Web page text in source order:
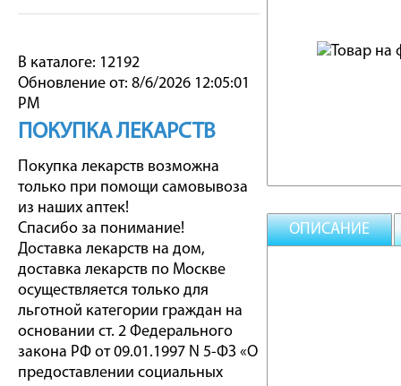
В каталоге: 12192
Обновление от: 8/6/2026 12:05:01
PM
ПОКУПКА ЛЕКАРСТВ
Покупка лекарств возможна
только при помощи самовывоза
из наших аптек!
Спасибо за понимание!
Доставка лекарств на дом,
доставка лекарств по Москве
осуществляется только для
льготной категории граждан на
основании ст. 2 Федерального
закона РФ от 09.01.1997 N 5-ФЗ «О
предоставлении социальных
ОПИСАНИЕ